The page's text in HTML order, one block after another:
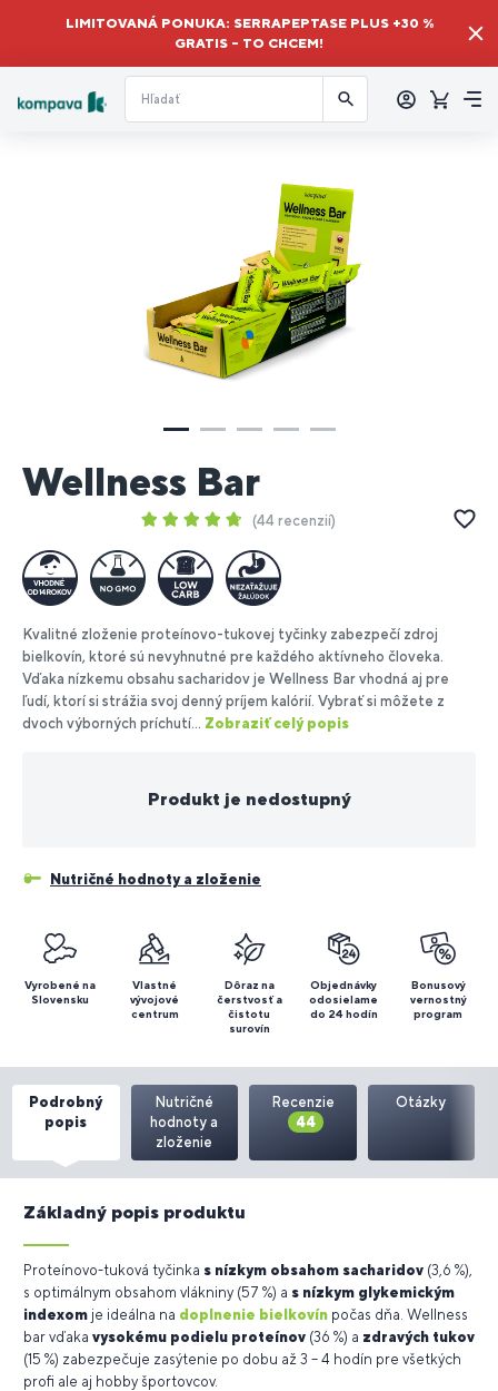
LIMITOVANÁ PONUKA: SERRAPEPTASE PLUS +30 %
GRATIS – TO CHCEM!
sa
Košík
Wellness Bar
44 recenzií
Kvalitné zloženie proteínovo-tukovej tyčinky zabezpečí zdroj
bielkovín, ktoré sú nevyhnutné pre každého aktívneho človeka.
Vďaka nízkemu obsahu sacharidov je Wellness Bar vhodná aj pre
ľudí, ktorí si strážia svoj denný príjem kalórií. Vybrať si môžete z
dvoch výborných príchutí... Zobraziť celý popis
Produkt je nedostupný
Nutričné hodnoty a zloženie
Vyrobené na
Slovensku
Vlastné
vývojové
centrum
Dôraz na
čerstvosť a
čistotu
surovín
Objednávky
odosielame
do 24 hodín
Bonusový
vernostný
program
Podrobný
popis
Nutričné
hodnoty a
zloženie
Recenzie
44
Otázky
Základný popis produktu
Proteínovo-tuková tyčinka s nízkym obsahom sacharidov (3,6 %),
s optimálnym obsahom vlákniny (57 %) a s nízkym glykemickým
indexom je ideálna na doplnenie bielkovín počas dňa. Wellness
bar vďaka vysokému podielu proteínov (36 %) a zdravých tukov
(15 %) zabezpečuje zasýtenie po dobu až 3 – 4 hodín pre všetkých
profi ale aj hobby športovcov.